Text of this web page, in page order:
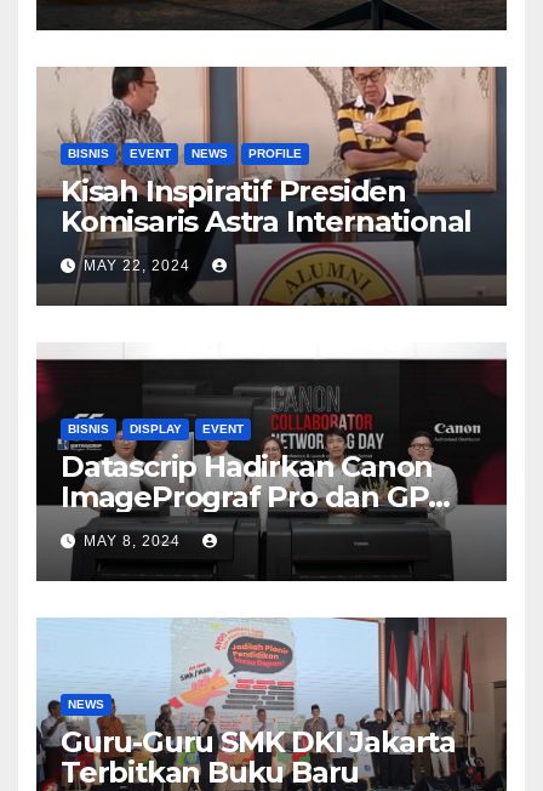
BISNIS EVENT NEWS PROFILE
Kisah Inspiratif Presiden
Komisaris Astra International
MAY 22, 2024
BISNIS DISPLAY EVENT
Datascrip Hadirkan Canon
ImagePrograf Pro dan GP
Series
MAY 8, 2024
NEWS
Guru-Guru SMK DKI Jakarta
Terbitkan Buku Baru